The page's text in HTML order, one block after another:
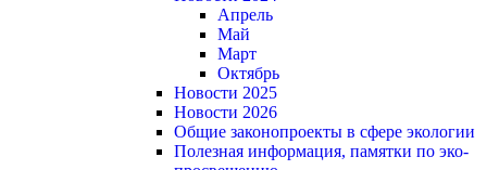
Апрель
Май
Март
Октябрь
Новости 2025
Новости 2026
Общие законопроекты в сфере экологии
Полезная информация, памятки по эко-